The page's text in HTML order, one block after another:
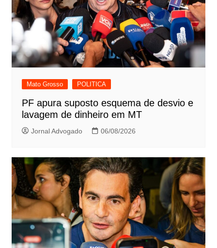
Mato Grosso POLITICA
PF apura suposto esquema de desvio e
lavagem de dinheiro em MT
Jornal Advogado 06/08/2026